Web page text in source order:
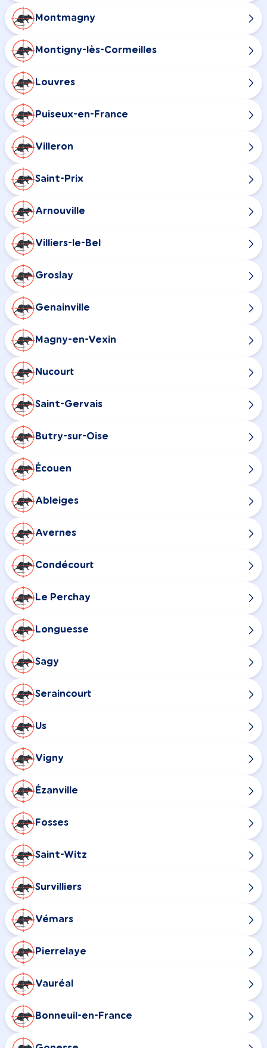
Montmagny
Montigny-lès-Cormeilles
Louvres
Puiseux-en-France
Villeron
Saint-Prix
Arnouville
Villiers-le-Bel
Groslay
Genainville
Magny-en-Vexin
Nucourt
Saint-Gervais
Butry-sur-Oise
Écouen
Ableiges
Avernes
Condécourt
Le Perchay
Longuesse
Sagy
Seraincourt
Us
Vigny
Ézanville
Fosses
Saint-Witz
Survilliers
Vémars
Pierrelaye
Vauréal
Bonneuil-en-France